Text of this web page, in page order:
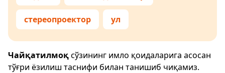
стереопроектор ул
Чайқатилмоқсўзининг имло қоидаларига асосан
тўғри ёзилиш таснифи билан танишиб чиқамиз.